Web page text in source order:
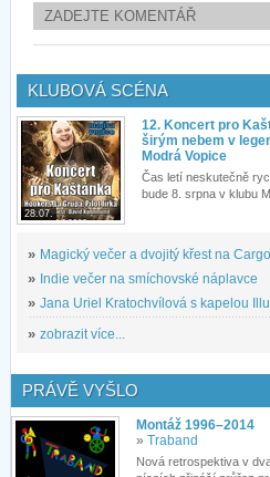
ZADEJTE KOMENTÁŘ
KLUBOVÁ SCÉNA
28.07.
12. Koncert pro
širým nebem v
Modrá Vopice
Čas letí neskutečně
bude 8. srpna v klubu
» Magický večer a dvojitý křest na
» Indie večer na smíchovské náplavce
» Jana Uriel Kratochvílová s kapelou
» zobrazit více...
PRÁVĚ VYŠLO
Montáž 1996–2014
» Traband
Nová retrospektiva v